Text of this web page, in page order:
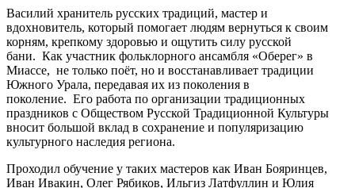
Василий хранитель русских традиций, мастер и
вдохновитель, который помогает людям вернуться к своим
корням, крепкому здоровью и ощутить силу русской
бани. Как участник фольклорного ансамбля «Оберег» в
Миассе, не только поёт, но и восстанавливает традиции
Южного Урала, передавая их из поколения в
поколение. Его работа по организации традиционных
праздников с Обществом Русской Традиционной Культуры
вносит большой вклад в сохранение и популяризацию
культурного наследия региона.
Проходил обучение у таких мастеров как Иван Бояринцев,
Иван Ивакин, Олег Рябиков, Ильгиз Латфуллин и Юлия